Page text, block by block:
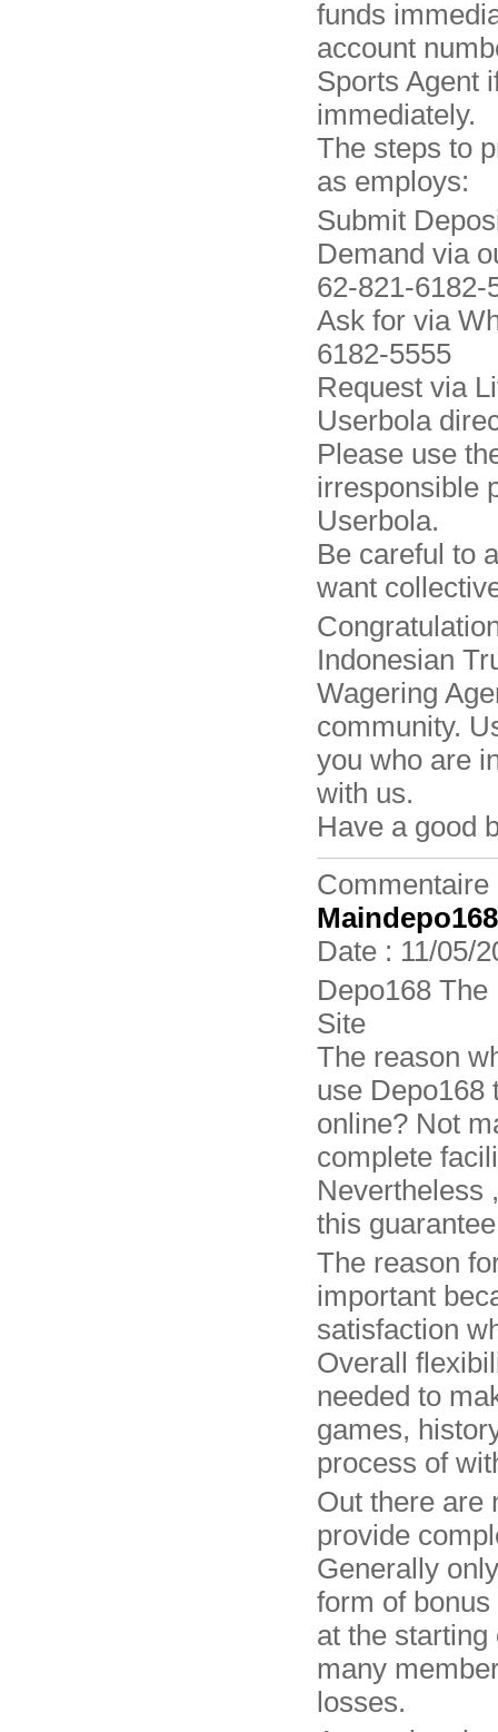
funds
account
Sports Agent
immediately.
The steps to
as employs:
Submit
Demand via
62-821-6182-
Ask for via
6182-5555
Request via
Userbola
Please use
irresponsible
Userbola.
Be careful to
want
Indonesian
Wagering
community.
you who are
with us.
Have a good
Commentaire
Maindepo168
Date : 11/05/
Depo168
Site
The reason
use Depo168
online? Not
complete
Nevertheless
this
The reason
important
satisfaction
Overall
needed to
games,
process of
Out there are
provide
Generally
form of
at the
many
losses.